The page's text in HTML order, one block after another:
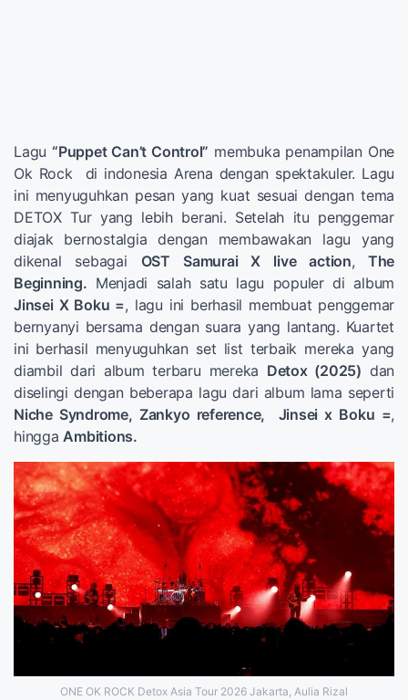
Lagu “Puppet Can’t Control” membuka penampilan One
Ok Rock di indonesia Arena dengan spektakuler. Lagu
ini menyuguhkan pesan yang kuat sesuai dengan tema
DETOX Tur yang lebih berani. Setelah itu penggemar
diajak bernostalgia dengan membawakan lagu yang
dikenal sebagai OST Samurai X live action, The
Beginning. Menjadi salah satu lagu populer di album
Jinsei X Boku =, lagu ini berhasil membuat penggemar
bernyanyi bersama dengan suara yang lantang. Kuartet
ini berhasil menyuguhkan set list terbaik mereka yang
diambil dari album terbaru mereka Detox (2025) dan
diselingi dengan beberapa lagu dari album lama seperti
Niche Syndrome, Zankyo reference, Jinsei x Boku =,
hingga Ambitions.
ONE OK ROCK Detox Asia Tour 2026 Jakarta, Aulia Rizal